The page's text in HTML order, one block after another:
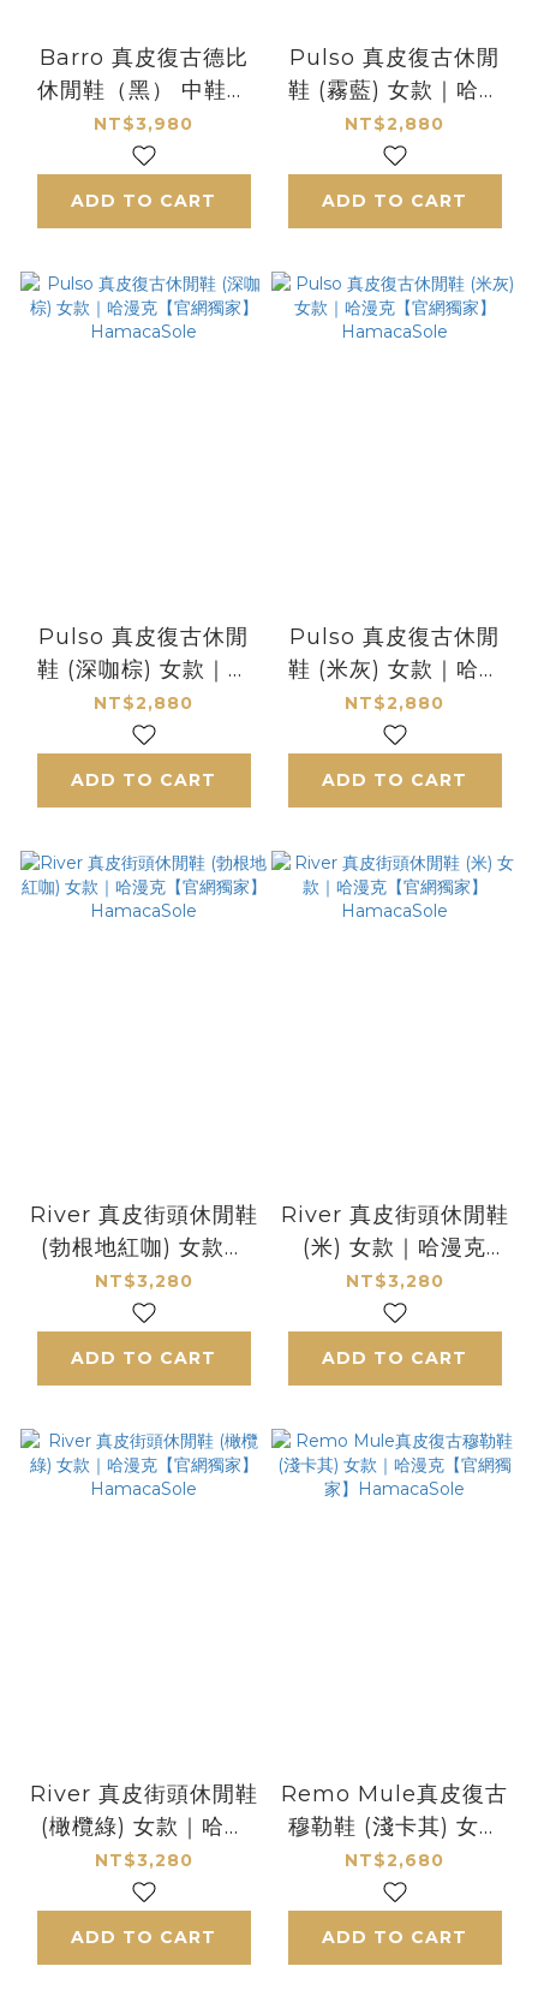
Barro 真皮復古德比
休閒鞋（黑） 中鞋款
｜哈漫克【官網獨家】
HamacaSole
NT$3,980
ADD TO CART
Pulso 真皮復古休閒
鞋 (霧藍) 女款｜哈漫
克【官網獨家】
HamacaSole
NT$2,880
ADD TO CART
Pulso 真皮復古休閒
鞋 (深咖棕) 女款｜哈
漫克【官網獨家】
HamacaSole
NT$2,880
ADD TO CART
Pulso 真皮復古休閒
鞋 (米灰) 女款｜哈漫
克【官網獨家】
HamacaSole
NT$2,880
ADD TO CART
River 真皮街頭休閒鞋
(勃根地紅咖) 女款｜
哈漫克【官網獨家】
HamacaSole
NT$3,280
ADD TO CART
River 真皮街頭休閒鞋
(米) 女款｜哈漫克
【官網獨家】
HamacaSole
NT$3,280
ADD TO CART
River 真皮街頭休閒鞋
(橄欖綠) 女款｜哈漫
克【官網獨家】
HamacaSole
NT$3,280
ADD TO CART
Remo Mule真皮復古
穆勒鞋 (淺卡其) 女款
｜哈漫克【官網獨家】
HamacaSole
NT$2,680
ADD TO CART